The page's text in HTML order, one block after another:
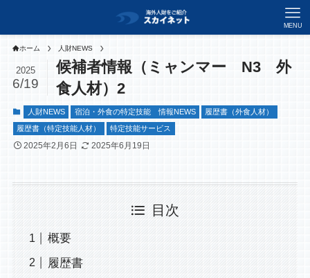
MENU
ホーム 人財NEWS
候補者情報（ミャンマー N3 外
食人材）2
2025
6/19
人財NEWS 宿泊・外食の特定技能 情報NEWS 履歴書（外食人材）
履歴書（特定技能人材） 特定技能サービス
2025年2月6日 2025年6月19日
目次
概要
履歴書